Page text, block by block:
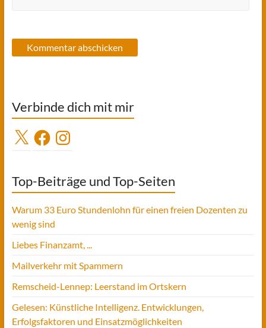
Verbinde dich mit mir
X FacebookInstagram
Top-Beiträge und Top-Seiten
Warum 33 Euro Stundenlohn für einen freien Dozenten zu
wenig sind
Liebes Finanzamt, ...
Mailverkehr mit Spammern
Remscheid-Lennep: Leerstand im Ortskern
Gelesen: Künstliche Intelligenz. Entwicklungen,
Erfolgsfaktoren und Einsatzmöglichkeiten